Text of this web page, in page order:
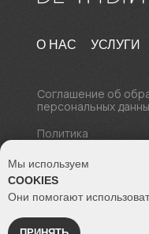
СОЗДАВАЙТЕ САЙТ
Мы используем
COOKIES
Они помогают
Вечный двигатель
© 2017 - 2026 Все
защищены
Соглашение об
персональных
Политика
УСЛУГИ
О НАС